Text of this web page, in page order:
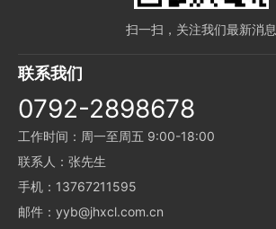
扫一扫，关注我们最新消息
联系我们
0792-2898678
工作时间：周一至周五 9:00-18:00
联系人：张先生
手机：13767211595
邮件：yyb@jhxcl.com.cn